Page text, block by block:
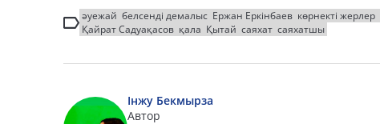
әуежай белсенді демалыс Ержан Еркінбаев көрнекті жерлер
Қайрат Садуақасов қала Қытай саяхат саяхатшы
Інжу Бекмырза
Автор